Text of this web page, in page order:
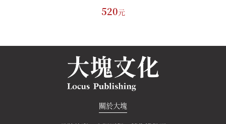
520元
關於大塊